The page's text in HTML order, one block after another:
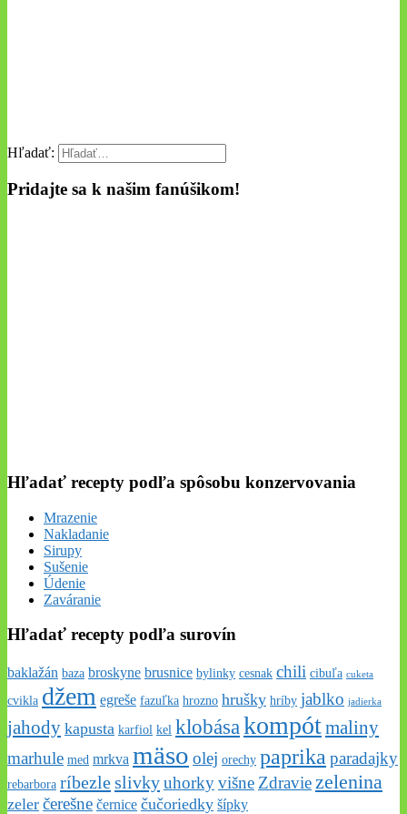
Hľadať:
Pridajte sa k našim fanúšikom!
Hľadať recepty podľa spôsobu konzervovania
Mrazenie
Nakladanie
Sirupy
Sušenie
Údenie
Zaváranie
Hľadať recepty podľa surovín
baklažán baza broskyne brusnice bylinky cesnak chili cibuľa cuketa
cvikla džem egreše fazuľka hrozno hrušky hríby jablko jadierka
jahody kapusta karfiol kel klobásakompótmaliny
marhule med mrkva mäso olej orechy paprika paradajky
rebarbora ríbezleslivkyuhorkyvišne Zdravie zelenina
zeler čerešne černice čučoriedky šípky